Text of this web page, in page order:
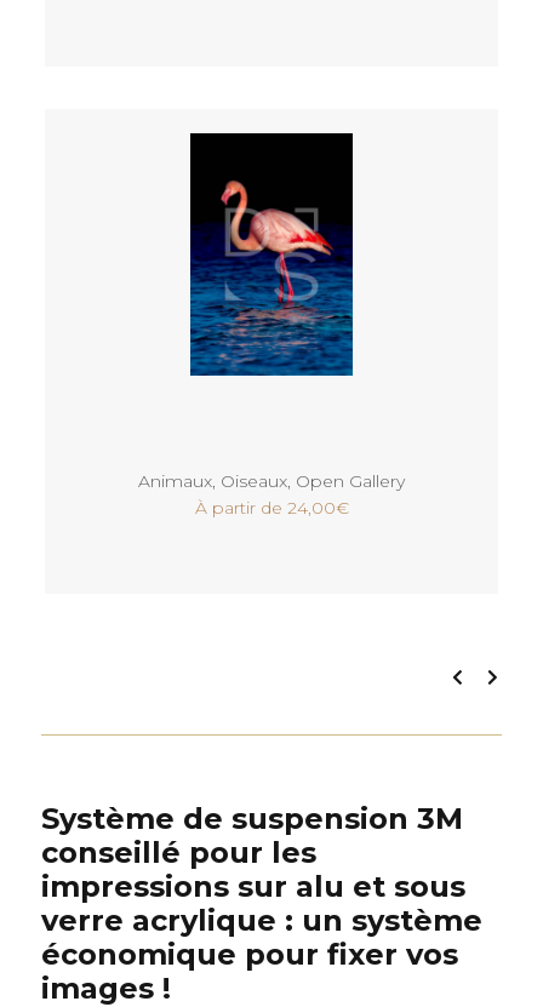
Animaux Oiseaux Open Gallery
À partir de 24,00€
Système de suspension 3M
conseillé pour les
impressions sur alu et sous
verre acrylique : un système
économique pour fixer vos
images !